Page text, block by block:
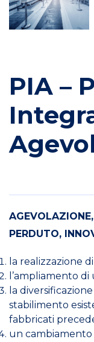
PIA –
PERDUTO,
la realizzazione
l’ampliamento
la
stabilimento
fabbricati
un